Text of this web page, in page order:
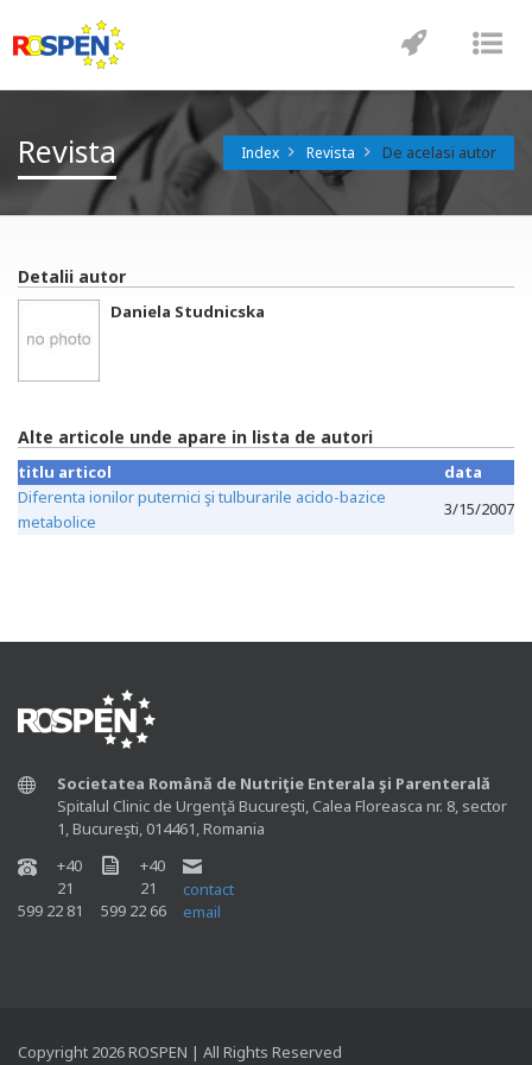
Revista Index Revista De acelasi autor
Detalii autor
Daniela Studnicska
Alte articole unde apare in lista de autori
titlu articol
data
Diferenta ionilor puternici şi tulburarile acido-bazice
metabolice
3/15/2007
Societatea Română de Nutriţie Enterala şi Parenterală
Spitalul Clinic de Urgenţă Bucureşti, Calea Floreasca nr. 8, sector
1, Bucureşti, 014461, Romania
+40
21
599 22 81
+40
21
599 22 66
contact
email
Copyright 2026 ROSPEN | All Rights Reserved